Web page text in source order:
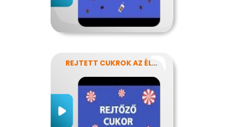
REJTETT CUKROK AZ ÉLELMISZEREINKBEN